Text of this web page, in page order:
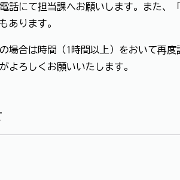
話にて担当課へお願いします。また、
あります。
合は時間（1時間以上）をおいて再
よろしくお願いいたします。